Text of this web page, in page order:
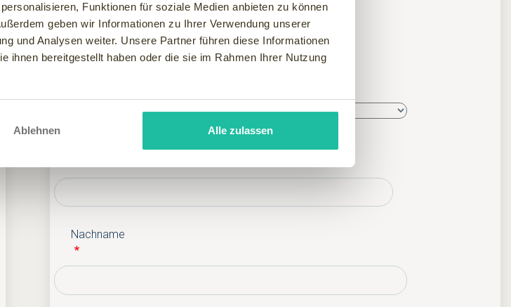
Funktionen für soziale Medien anbieten zu können
geben wir Informationen zu Ihrer Verwendung unserer
und Analysen weiter. Unsere Partner führen diese Informationen
ihnen bereitgestellt haben oder die sie im Rahmen Ihrer Nutzung
Ablehnen Alle zulassen
Ihre Kontaktdaten
Nachname